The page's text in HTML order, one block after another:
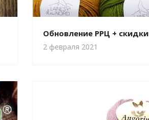
Обновление РРЦ + скидки
2 февраля 2021